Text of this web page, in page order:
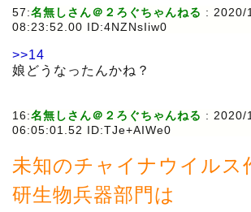
57:名無しさん＠２ろぐちゃんねる : 2020/
08:23:52.00 ID:4NZNsIiw0
>>14
娘どうなったんかね？
16:名無しさん＠２ろぐちゃんねる : 2020/
06:05:01.52 ID:TJe+AIWe0
未知のチャイナウイルス
研生物兵器部門は